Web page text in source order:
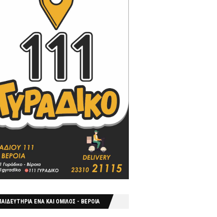
ΕΝΑ ΚΑΙ ΟΜΙΛΟΣ - ΒΕΡΟΙΑ